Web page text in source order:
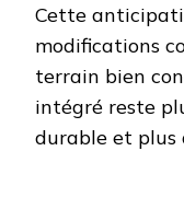
Cette
modifications
terrain bien
intégré reste
durable et plus